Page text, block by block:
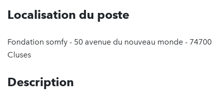
Localisation du poste
Fondation somfy - 50 avenue du nouveau monde - 74700
Cluses
Description